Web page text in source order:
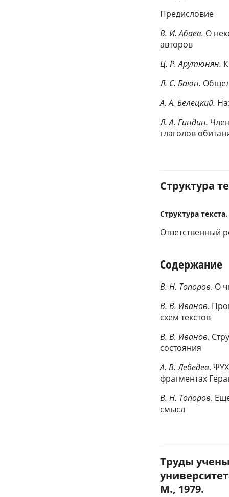
Предисловие
В. И. Абаев. О
авторов
Ц. Р. Арутюнян.
Л. С. Баюн.
А. А. Белецкий.
Л. А. Гиндин.
глаголов
Структура
Структура
Ответственный
Содержание
В. Н. Топоров. О
В. В. Иванов.
схем текстов
В. В. Иванов.
состояния
A. В. Лебедев.
фрагментах
B. Н. Топоров.
смысл
Труды
М., 1979.